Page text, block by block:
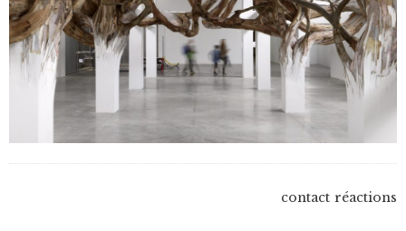
contact réactions